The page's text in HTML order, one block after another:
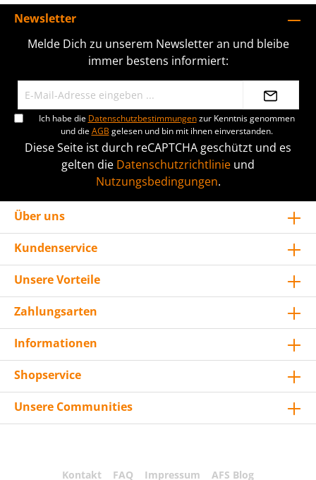
Newsletter
Melde Dich zu unserem Newsletter an und bleibe
immer bestens informiert:
Ich habe die Datenschutzbestimmungenzur Kenntnis genommen
und dieAGB gelesen und bin mit ihnen einverstanden.
Diese Seite ist durch reCAPTCHA geschützt und es
gelten die Datenschutzrichtlinie und
Nutzungsbedingungen.
Über uns
Kundenservice
Unsere Vorteile
Zahlungsarten
Informationen
Shopservice
Unsere Communities
Kontakt FAQ Impressum AFS Blog